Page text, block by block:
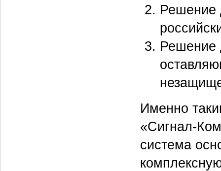
Решение
Решение
Именно
«Сигнал-
система